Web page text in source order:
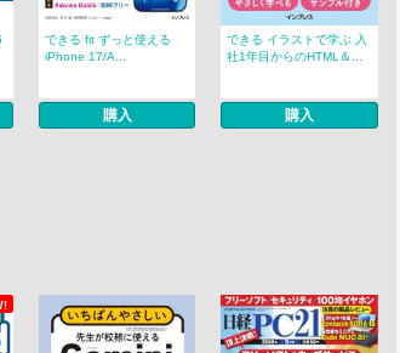
できる fit ずっと使える
iPhone 17/A...
購入
できる イラストで学ぶ 入
社1年目からのHTML＆...
購入